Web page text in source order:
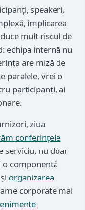
speakeri,
implicarea
mult riscul de
echipa internă nu
are miză de
paralele, vrei o
participanți, ai
ziua
conferințele
serviciu, nu doar
o componentă
organizarea
corporate mai